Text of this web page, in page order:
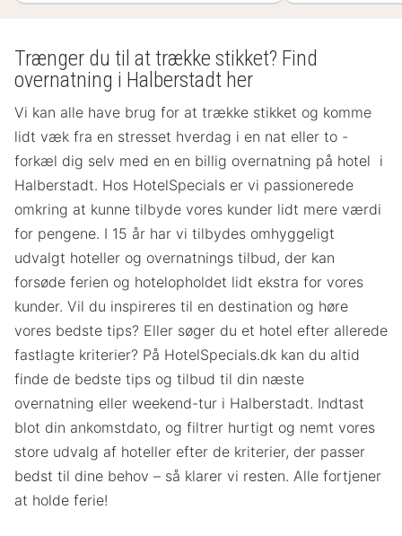
Trænger du til at trække stikket? Find
overnatning i Halberstadt her
Vi kan alle have brug for at trække stikket og komme
lidt væk fra en stresset hverdag i en nat eller to -
forkæl dig selv med en en billig overnatning på hotel i
Halberstadt. Hos HotelSpecials er vi passionerede
omkring at kunne tilbyde vores kunder lidt mere værdi
for pengene. I 15 år har vi tilbydes omhyggeligt
udvalgt hoteller og overnatnings tilbud, der kan
forsøde ferien og hotelopholdet lidt ekstra for vores
kunder. Vil du inspireres til en destination og høre
vores bedste tips? Eller søger du et hotel efter allerede
fastlagte kriterier? På HotelSpecials.dk kan du altid
finde de bedste tips og tilbud til din næste
overnatning eller weekend-tur i Halberstadt. Indtast
blot din ankomstdato, og filtrer hurtigt og nemt vores
store udvalg af hoteller efter de kriterier, der passer
bedst til dine behov – så klarer vi resten. Alle fortjener
at holde ferie!